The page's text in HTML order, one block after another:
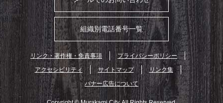
組織別電話番号一覧
リンク・著作権・免責事項
プライバシーポリシー
アクセシビリティ
サイトマップ
リンク集
バナー広告について